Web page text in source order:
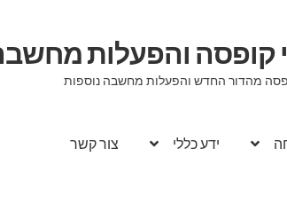
קופסה והפעלות
מהדור החדש והפעלות מחשבה נוספות
ידע כללי צור קשר